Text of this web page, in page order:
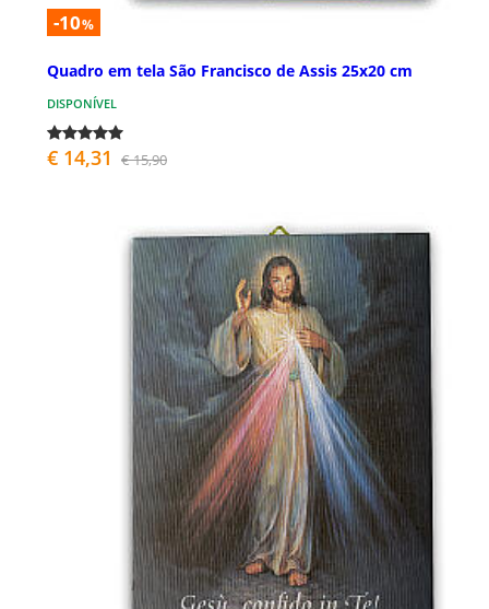
-10%
Quadro em tela São Francisco de Assis 25x20 cm
DISPONÍVEL
€ 14,31 € 15,90